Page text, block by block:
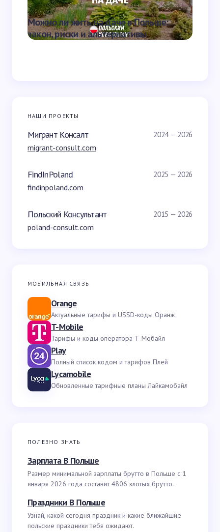
Можно ли жить на даче в Польше:
закон, риски и альтернативы
НАШИ ПРОЕКТЫ
Мигрант Консалт 2024 — 2026
migrant-consult.com
FindInPoland 2025 — 2026
findinpoland.com
Польский Консультант 2015 — 2026
poland-consult.com
МОБИЛЬНАЯ СВЯЗЬ
Orange
Актуальные тарифы и USSD-коды Оранж
T-Mobile
Тарифы и коды оператора Т-Мобайл
Play
Полный список кодом и тарифов Плей
Lycamobile
Обновленные тарифные планы Лайкамобайл
ПОЛЕЗНО ЗНАТЬ
Зарплата В Польше
Размер минимальной зарплаты брутто в Польше с 1
января 2026 года составит 4806 злотых брутто.
Праздники В Польше
Узнай, какой сегодня праздник и какие ближайшие
польские праздники тебя ожидают.